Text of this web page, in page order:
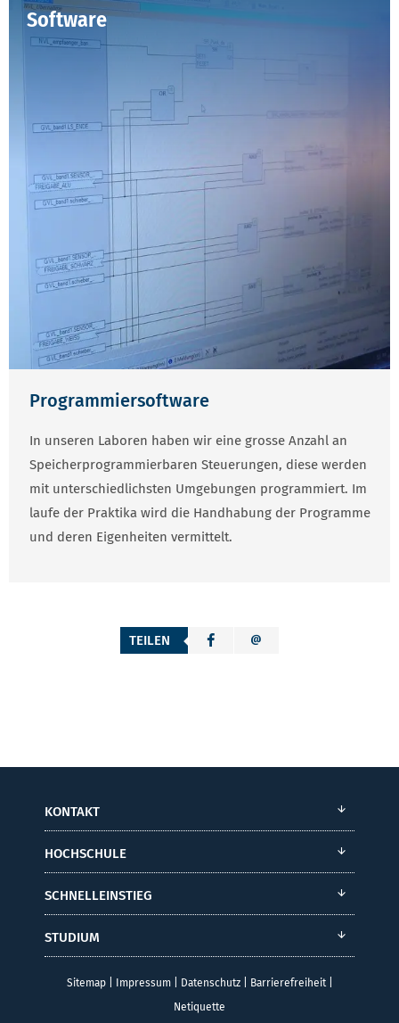
Software
Programmiersoftware
In unseren Laboren haben wir eine grosse Anzahl an
Speicherprogrammierbaren Steuerungen, diese werden
mit unterschiedlichsten Umgebungen programmiert. Im
laufe der Praktika wird die Handhabung der Programme
und deren Eigenheiten vermittelt.
TEILEN
KONTAKT
HOCHSCHULE
SCHNELLEINSTIEG
STUDIUM
Sitemap| Impressum| Datenschutz| Barrierefreiheit|
Netiquette